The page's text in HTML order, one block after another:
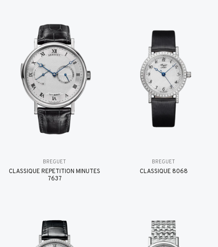
BREGUET
CLASSIQUE RÉPÉTITION MINUTES
7637
BREGUET
CLASSIQUE 8068